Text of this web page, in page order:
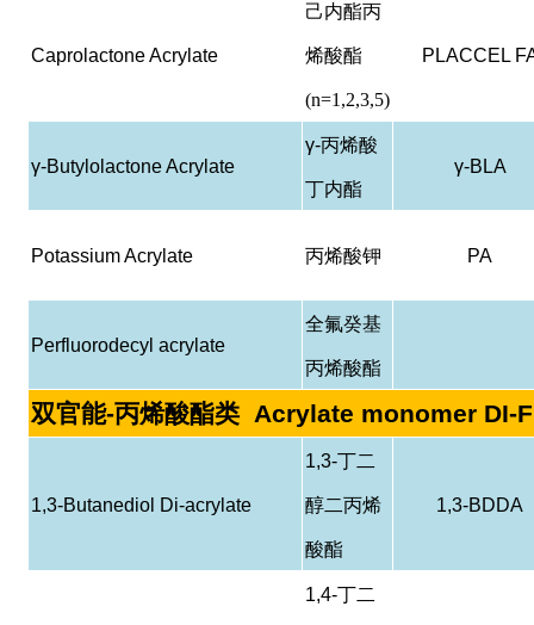
Caprolactone Acrylate
己内酯丙
烯酸酯
(n=1,2,3,5)
PLACCEL
γ-Butylolactone Acrylate
γ-丙烯酸
丁内酯
γ-BLA
Potassium Acrylate 丙烯酸钾 PA
Perfluorodecyl acrylate
全氟癸基
丙烯酸酯
双官能-丙烯酸酯类Acrylate monomer DI-
1,3-Butanediol Di-acrylate
1,3-丁二
醇二丙烯
酸酯
1,3-BDDA
1,4-丁二